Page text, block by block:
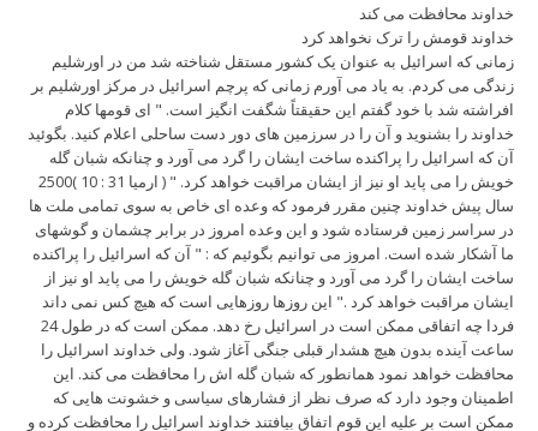
خداوند محافظت می کند
خداوند قومش را ترک نخواهد کرد
زمانی که اسرائیل به عنوان یک کشور مستقل شناخته شد من در اورشلیم
زندگی می کردم. به یاد می آورم زمانی که پرچم اسرائیل در مرکز اورشلیم بر
افراشته شد با خود گفتم این حقیقتاً شگفت انگیز است. " ای قومها کلام
خداوند را بشنوید و آن را در سرزمین های دور دست ساحلی اعلام کنید. بگوئید
آن که اسرائیل را پراکنده ساخت ایشان را گرد می آورد و چنانکه شبان گله
خویش را می پاید او نیز از ایشان مراقبت خواهد کرد. " ( ارمیا 31 : 10 )2500
سال پیش خداوند چنین مقرر فرمود که وعده ای خاص به سوی تمامی ملت ها
در سراسر زمین فرستاده شود و این وعده امروز در برابر چشمان و گوشهای
ما آشکار شده است. امروز می توانیم بگوئیم که : " آن که اسرائیل را پراکنده
ساخت ایشان را گرد می آورد و چنانکه شبان گله خویش را می پاید او نیز از
ایشان مراقبت خواهد کرد ." این روزها روزهایی است که هیچ کس نمی داند
فردا چه اتفاقی ممکن است در اسرائیل رخ دهد. ممکن است که در طول 24
ساعت آینده بدون هیچ هشدار قبلی جنگی آغاز شود. ولی خداوند اسرائیل را
محافظت خواهد نمود همانطور که شبان گله اش را محافظت می کند. این
اطمینان وجود دارد که صرف نظر از فشارهای سیاسی و خشونت هایی که
ممکن است بر علیه این قوم اتفاق بیافتند خداوند اسرائیل را محافظت کرده و